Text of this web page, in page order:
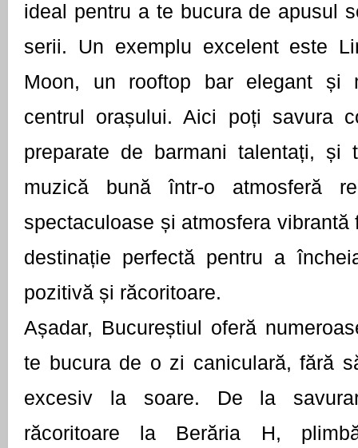
ideal pentru a te bucura de apusul
serii. Un exemplu excelent este
Moon, un rooftop bar elegant și
centrul orașului. Aici poți savura
preparate de barmani talentați, și
muzică bună într-o atmosferă
spectaculoase și atmosfera
destinație perfectă pentru a
pozitivă și răcoritoare.
Așadar, Bucureștiul oferă
te bucura de o zi caniculară, fără
excesiv la soare. De la
răcoritoare la Berăria H,